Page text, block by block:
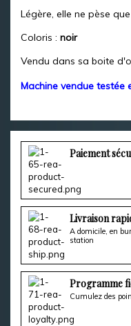
Légère, elle ne pèse
Coloris : noir
Vendu dans sa boite
Machine vendue testée
Paiement
Livraison
A domicile, en
station
Programme
Cumulez des